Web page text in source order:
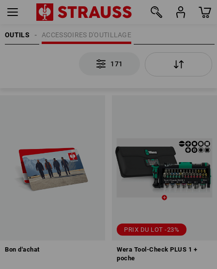
OUTILS ACCESSOIRES D'OUTILLAGE
171
Bon d'achat
PRIX DU LOT -23%
Wera Tool-Check PLUS 1 +
poche